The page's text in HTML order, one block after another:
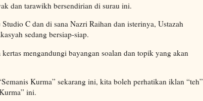
dan tarawikh bersendirian di surau ini.
C dan di sana Nazri Raihan dan isterinya, Ustazah
sedang bersiap-siap.
mengandungi bayangan soalan dan topik yang akan
Kurma” sekarang ini, kita boleh perhatikan iklan “teh”
ini.